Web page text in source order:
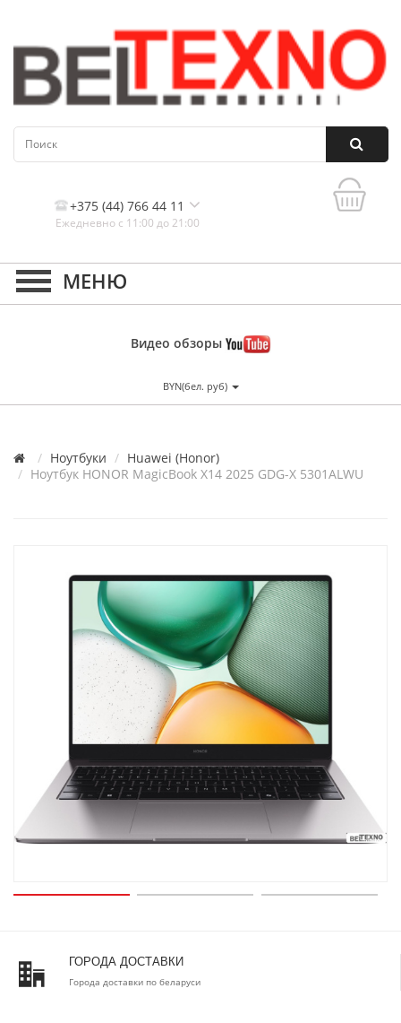
+375 (44) 766 44 11
Ежедневно с 11:00 до 21:00
Контакты, и схема проезда
Видео обзоры
BYN(бел. руб)
Ноутбуки
Huawei (Honor)
Ноутбук HONOR MagicBook X14 2025 GDG-X 5301ALWU
ГОРОДА ДОСТАВКИ
Города доставки по беларуси